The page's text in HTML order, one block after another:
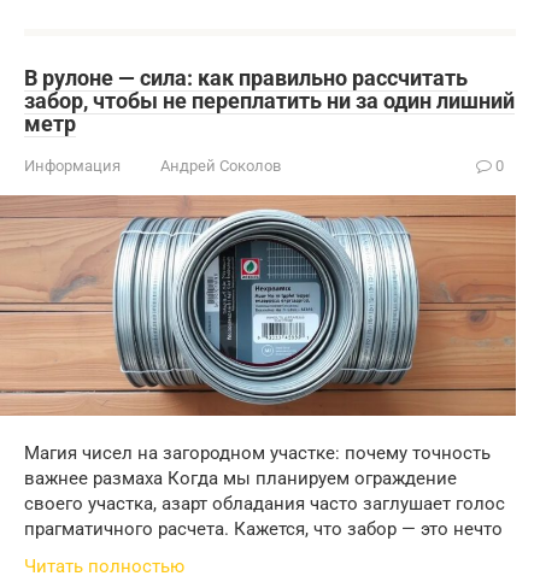
В рулоне — сила: как правильно рассчитать
забор, чтобы не переплатить ни за один лишний
метр
Информация Андрей Соколов 0
Магия чисел на загородном участке: почему точность
важнее размаха Когда мы планируем ограждение
своего участка, азарт обладания часто заглушает голос
прагматичного расчета. Кажется, что забор — это нечто
Читать полностью